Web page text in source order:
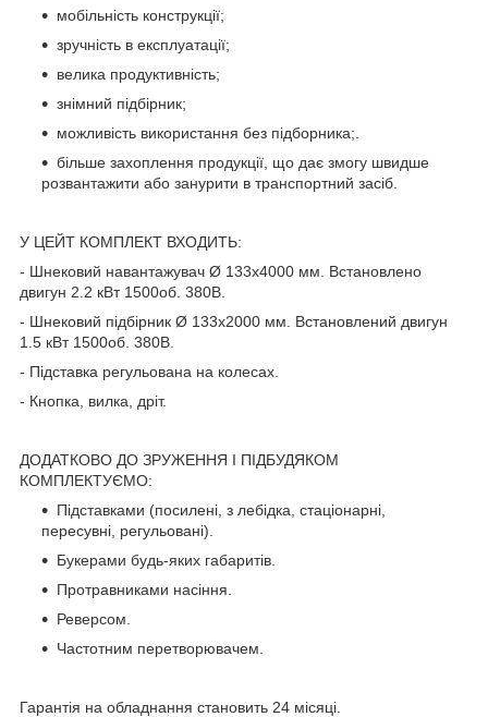
мобільність конструкції;
зручність в експлуатації;
велика продуктивність;
знімний підбірник;
можливість використання без підборника;.
більше захоплення продукції, що дає змогу швидше
розвантажити або занурити в транспортний засіб.
У ЦЕЙТ КОМПЛЕКТ ВХОДИТЬ:
- Шнековий навантажувач Ø 133х4000 мм. Встановлено
двигун 2.2 кВт 1500об. 380В.
- Шнековий підбірник Ø 133х2000 мм. Встановлений двигун
1.5 кВт 1500об. 380В.
- Підставка регульована на колесах.
- Кнопка, вилка, дріт.
ДОДАТКОВО ДО ЗРУЖЕННЯ І ПІДБУДЯКОМ
КОМПЛЕКТУЄМО:
Підставками (посилені, з лебідка, стаціонарні,
пересувні, регульовані).
Букерами будь-яких габаритів.
Протравниками насіння.
Реверсом.
Частотним перетворювачем.
Гарантія на обладнання становить 24 місяці.